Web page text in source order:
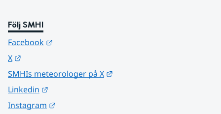
Följ SMHI
Facebook
X
SMHIs meteorologer på X
Linkedin
Instagram